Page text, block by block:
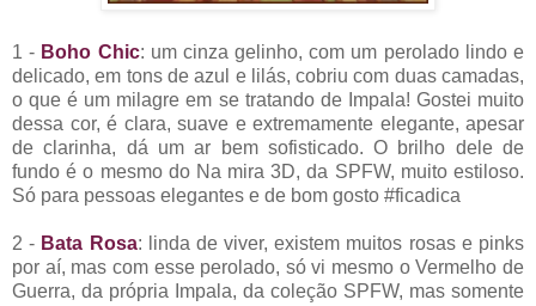
1 - Boho Chic: um cinza gelinho, com um perolado lindo e
delicado, em tons de azul e lilás, cobriu com duas camadas,
o que é um milagre em se tratando de Impala! Gostei muito
dessa cor, é clara, suave e extremamente elegante, apesar
de clarinha, dá um ar bem sofisticado. O brilho dele de
fundo é o mesmo do Na mira 3D, da SPFW, muito estiloso.
Só para pessoas elegantes e de bom gosto #ficadica
2 - Bata Rosa: linda de viver, existem muitos rosas e pinks
por aí, mas com esse perolado, só vi mesmo o Vermelho de
Guerra, da própria Impala, da coleção SPFW, mas somente